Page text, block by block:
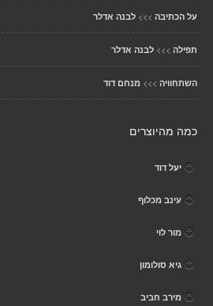
על הכתיבה >>> לבנה אדלר
תפילה >>> לבנה אדלר
השתחוויה >>> מנחם דוד
כמה מהיוצרים
יעל דוד
עינב מכלוף
מור לוי
גיא סולומון
מירב חביב